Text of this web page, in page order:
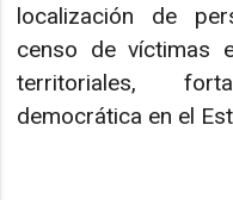
localización de
censo de víctimas
territoriales,
democrática en el